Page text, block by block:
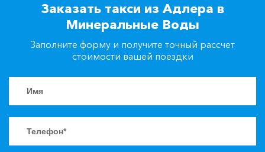
Заказать такси
Заказать такси из Адлера в
Минеральные Воды
Заполните форму и получите точный рассчет
стоимости вашей поездки